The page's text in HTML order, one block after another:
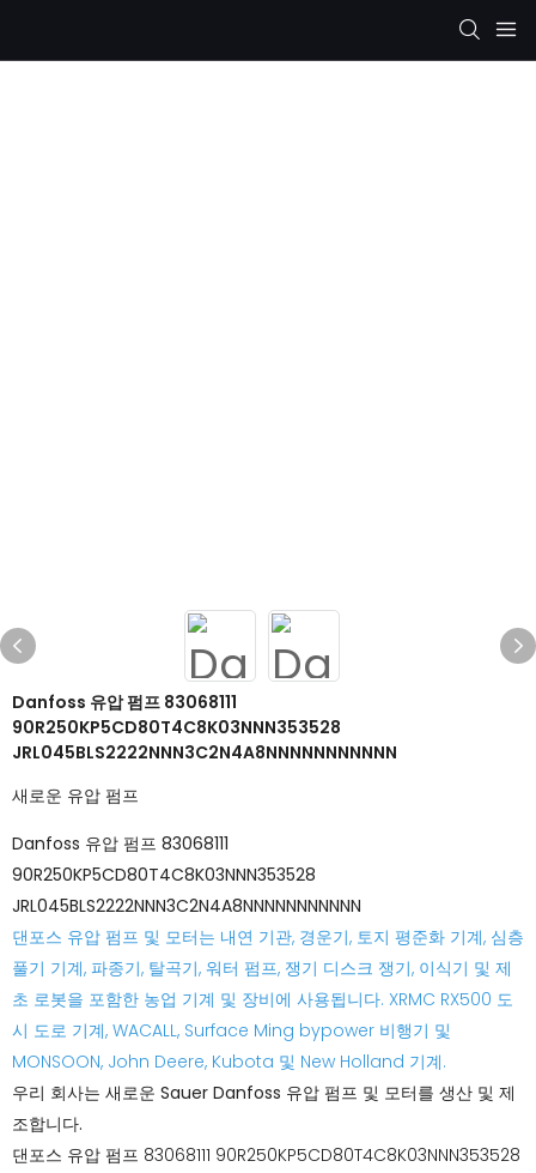
Danfoss 유압 펌프 83068111
90R250KP5CD80T4C8K03NNN353528
JRL045BLS2222NNN3C2N4A8NNNNNNNNNNN
새로운 유압 펌프
Danfoss 유압 펌프 83068111
90R250KP5CD80T4C8K03NNN353528
JRL045BLS2222NNN3C2N4A8NNNNNNNNNNN
댄포스 유압 펌프 및 모터는 내연 기관, 경운기, 토지 평준화 기계, 심층
풀기 기계, 파종기, 탈곡기, 워터 펌프, 쟁기 디스크 쟁기, 이식기 및 제
초 로봇을 포함한 농업 기계 및 장비에 사용됩니다. XRMC RX500 도
시 도로 기계, WACALL, Surface Ming bypower 비행기 및
MONSOON, John Deere, Kubota 및 New Holland 기계.
우리 회사는 새로운 Sauer Danfoss 유압 펌프 및 모터를 생산 및 제
조합니다.
댄포스 유압 펌프 83068111 90R250KP5CD80T4C8K03NNN353528